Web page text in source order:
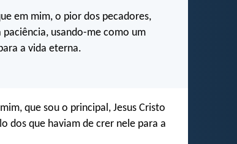
em mim, o pior dos pecadores,
paciência, usando-me como um
a vida eterna.
que sou o principal, Jesus Cristo
dos que haviam de crer nele para a